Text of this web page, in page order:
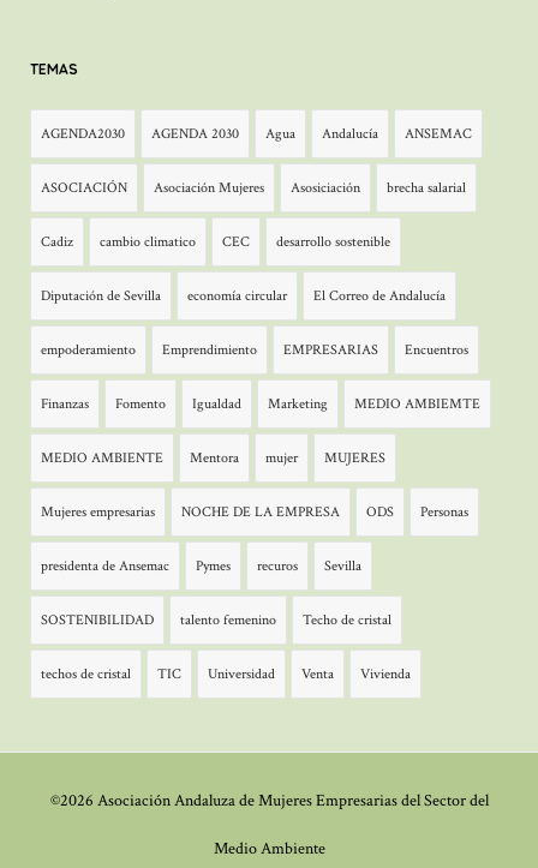
TEMAS
AGENDA2030 AGENDA 2030 Agua Andalucía ANSEMAC
ASOCIACIÓN Asociación Mujeres Asosiciación brecha salarial
Cadiz cambio climatico CEC desarrollo sostenible
Diputación de Sevilla economía circular El Correo de Andalucía
empoderamiento Emprendimiento EMPRESARIAS Encuentros
Finanzas Fomento Igualdad Marketing MEDIO AMBIEMTE
MEDIO AMBIENTE Mentora mujer MUJERES
Mujeres empresarias NOCHE DE LA EMPRESA ODS Personas
presidenta de Ansemac Pymes recuros Sevilla
SOSTENIBILIDAD talento femenino Techo de cristal
techos de cristal TIC Universidad Venta Vivienda
©2026 Asociación Andaluza de Mujeres Empresarias del Sector del
Medio Ambiente